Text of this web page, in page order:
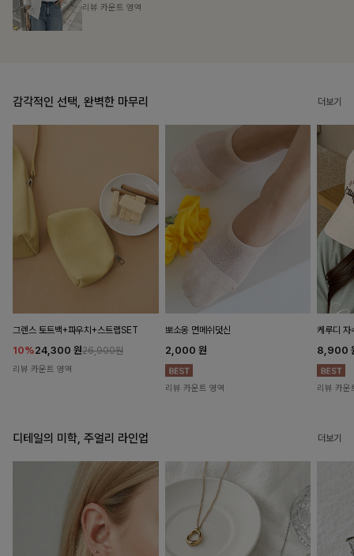
감각적인 선택, 완벽한 마무리 더보기
그렌스 토트백+파우치+스트랩SET
10%24,300 원26,900원
리뷰 카운트 영역
뽀소옹 면메쉬덧신
2,000 원
리뷰 카운트 영역
케루디 자
8,900
리뷰 카운
디테일의 미학, 주얼리 라인업 더보기